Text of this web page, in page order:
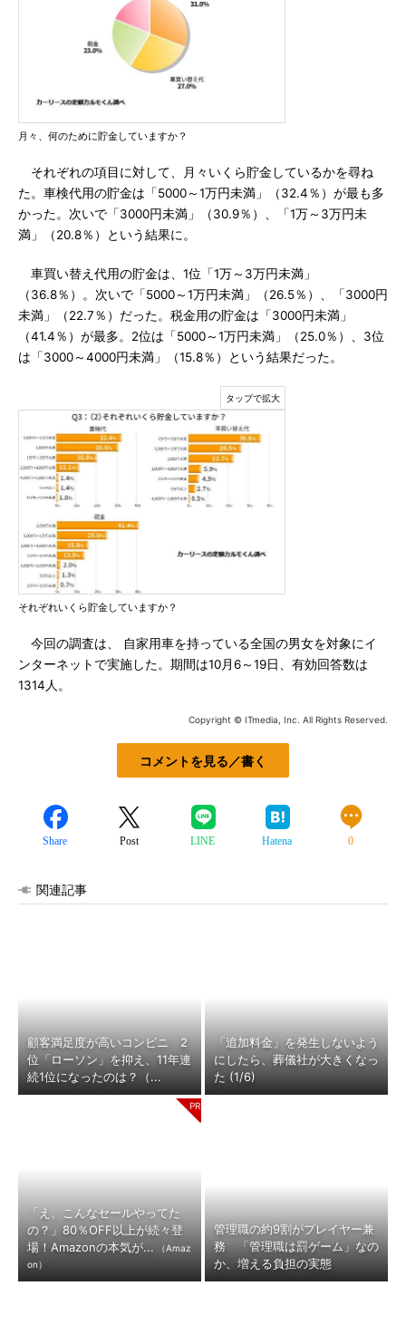
月々、何のために貯金していますか？
それぞれの項目に対して、月々いくら貯金しているかを尋ね
た。車検代用の貯金は「5000～1万円未満」（32.4％）が最も多
かった。次いで「3000円未満」（30.9％）、「1万～3万円未
満」（20.8％）という結果に。
車買い替え代用の貯金は、1位「1万～3万円未満」
（36.8％）。次いで「5000～1万円未満」（26.5％）、「3000円
未満」（22.7％）だった。税金用の貯金は「3000円未満」
（41.4％）が最多。2位は「5000～1万円未満」（25.0％）、3位
は「3000～4000円未満」（15.8％）という結果だった。
それぞれいくら貯金していますか？
今回の調査は、 自家用車を持っている全国の男女を対象にイ
ンターネットで実施した。期間は10月6～19日、有効回答数は
1314人。
Copyright © ITmedia, Inc. All Rights Reserved.
コメントを見る／書く
Share Post LINE Hatena 0
関連記事
顧客満足度が高いコンビニ 2
位「ローソン」を抑え、11年連
続1位になったのは？（...
「追加料金」を発生しないよう
にしたら、葬儀社が大きくなっ
た (1/6)
「え、こんなセールやってた
の？」80％OFF以上が続々登
場！Amazonの本気が...
（Amaz
on）
管理職の約9割がプレイヤー兼
務 「管理職は罰ゲーム」なの
か、増える負担の実態